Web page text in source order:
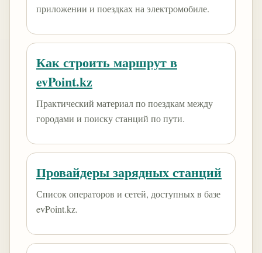
приложении и поездках на электромобиле.
Как строить маршрут в
evPoint.kz
Практический материал по поездкам между
городами и поиску станций по пути.
Провайдеры зарядных станций
Список операторов и сетей, доступных в базе
evPoint.kz.